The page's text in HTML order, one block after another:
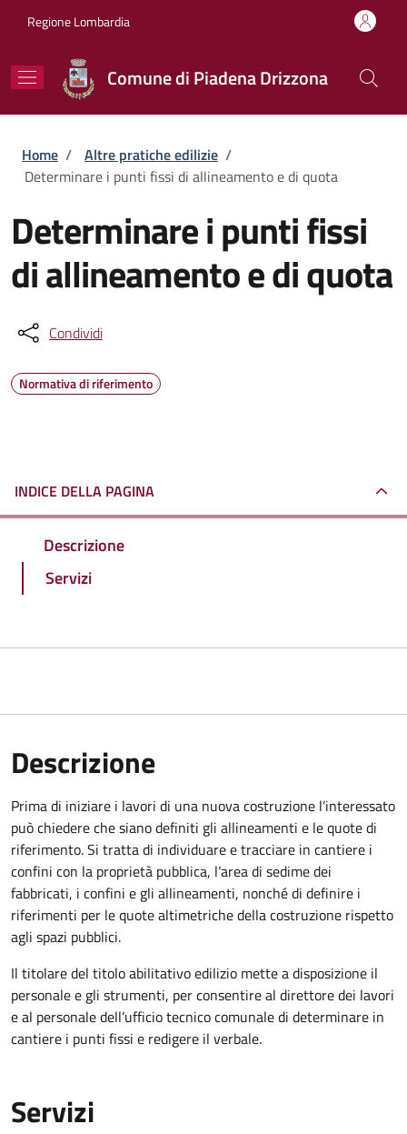
Regione Lombardia
Comune di Piadena Drizzona
Briciole di pane
Home / Altre pratiche edilizie /
Determinare i punti fissi di allineamento e di quota
Determinare i punti fissi
di allineamento e di quota
Condividi
Normativa di riferimento
INDICE DELLA PAGINA
Descrizione
Servizi
Descrizione
Prima di iniziare i lavori di una nuova costruzione l’interessato
può chiedere che siano definiti gli allineamenti e le quote di
riferimento. Si tratta di individuare e tracciare in cantiere i
confini con la proprietà pubblica, l’area di sedime dei
fabbricati, i confini e gli allineamenti, nonché di definire i
riferimenti per le quote altimetriche della costruzione rispetto
agli spazi pubblici.
Il titolare del titolo abilitativo edilizio mette a disposizione il
personale e gli strumenti, per consentire al direttore dei lavori
e al personale dell’ufficio tecnico comunale di determinare in
cantiere i punti fissi e redigere il verbale.
Servizi